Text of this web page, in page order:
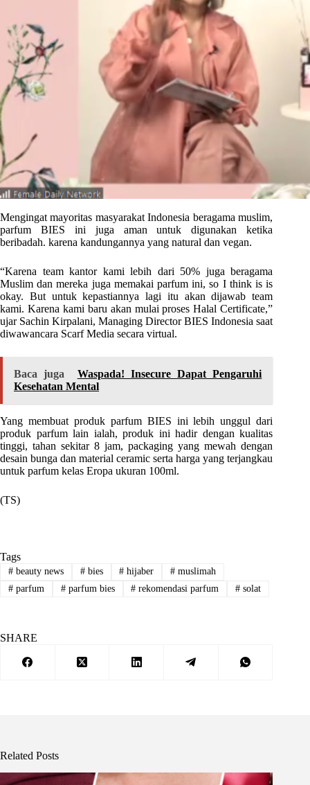
Mengingat mayoritas masyarakat Indonesia beragama muslim,
parfum BIES ini juga aman untuk digunakan ketika
beribadah. karena kandungannya yang natural dan vegan.
“Karena team kantor kami lebih dari 50% juga beragama
Muslim dan mereka juga memakai parfum ini, so I think is is
okay. But untuk kepastiannya lagi itu akan dijawab team
kami. Karena kami baru akan mulai proses Halal Certificate,”
ujar Sachin Kirpalani, Managing Director BIES Indonesia saat
diwawancara Scarf Media secara virtual.
Baca juga
Waspada! Insecure Dapat Pengaruhi
Kesehatan Mental
Yang membuat produk parfum BIES ini lebih unggul dari
produk parfum lain ialah, produk ini hadir dengan kualitas
tinggi, tahan sekitar 8 jam, packaging yang mewah dengan
desain bunga dan material ceramic serta harga yang terjangkau
untuk parfum kelas Eropa ukuran 100ml.
(TS)
Tags
#beauty news #bies # hijaber # muslimah
#parfum #parfum bies # rekomendasi parfum # solat
SHARE
Related Posts